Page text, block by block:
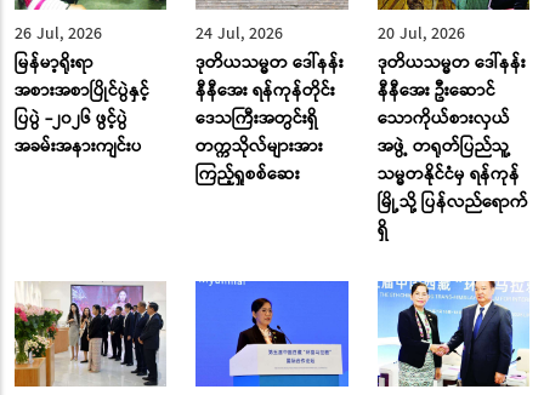
26 Jul, 2026
မြန်မာ့ရိုးရာ
အစားအစာပြိုင်ပွဲနှင့်
ပြပွဲ -၂၀၂၆ ဖွင့်ပွဲ
အခမ်းအနားကျင်းပ
24 Jul, 2026
ဒုတိယသမ္မတ ဒေါ်နန်း
နီနီအေး ရန်ကုန်တိုင်း
ဒေသကြီးအတွင်းရှိ
တက္ကသိုလ်များအား
ကြည့်ရှုစစ်ဆေး
20 Jul, 2026
ဒုတိယသမ္မတ ဒေါ်နန်း
နီနီအေး ဦးဆောင်
သောကိုယ်စားလှယ်
အဖွဲ့ တရုတ်ပြည်သူ့
သမ္မတနိုင်ငံမှ ရန်ကုန်
မြို့သို့ ပြန်လည်ရောက်
ရှိ